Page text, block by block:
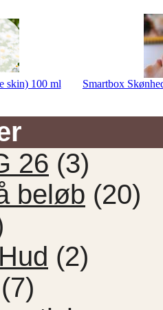
skin) 100 ml
Smartbox
26 (3)
beløb (20)
(2)
(7)